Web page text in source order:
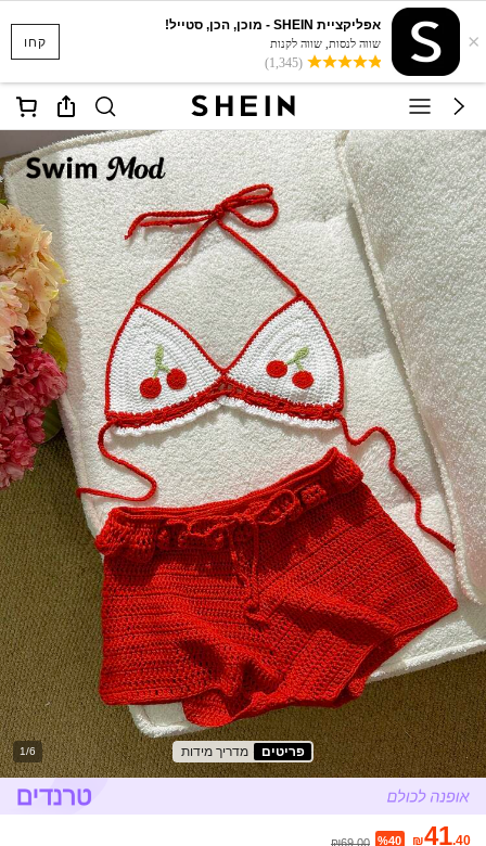
קחו ×
אפליקציית SHEIN - מוכן, הכן, סטייל!
שווה לנסות, שווה לקנות
(1,345)
פריטים מדריך מידות 1/6
₪41.40
%40
₪69.00